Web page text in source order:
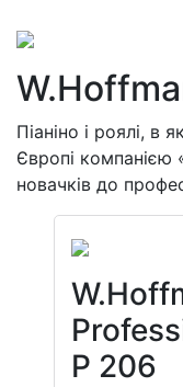
Піаніно і роялі, в
Європі компанією
новачків до
P 206